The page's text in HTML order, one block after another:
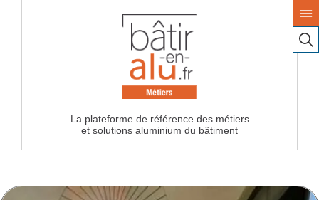
La plateforme de référence des métiers